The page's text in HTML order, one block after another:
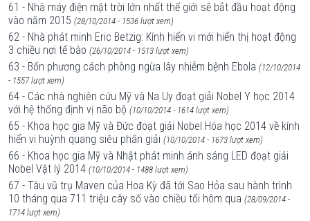
61 - Nhà máy điện mặt trời lớn nhất thế giới sẽ bắt đầu hoạt động
vào năm 2015 (28/10/2014 - 1536 lượt xem)
62 - Nhà phát minh Eric Betzig: Kính hiển vi mới hiển thị hoạt động
3 chiều nơi tế bào (26/10/2014 - 1513 lượt xem)
63 - Bốn phương cách phòng ngừa lây nhiễm bệnh Ebola (12/10/2014
- 1557 lượt xem)
64 - Các nhà nghiên cứu Mỹ và Na Uy đoạt giải Nobel Y học 2014
với hệ thống định vị não bộ (10/10/2014 - 1614 lượt xem)
65 - Khoa học gia Mỹ và Đức đoạt giải Nobel Hóa học 2014 về kính
hiển vi huỳnh quang siêu phân giải (10/10/2014 - 1673 lượt xem)
66 - Khoa học gia Mỹ và Nhật phát minh ánh sáng LED đoạt giải
Nobel Vật lý 2014 (10/10/2014 - 1488 lượt xem)
67 - Tàu vũ trụ Maven của Hoa Kỳ đã tới Sao Hỏa sau hành trình
10 tháng qua 711 triệu cây số vào chiều tối hôm qua (28/09/2014 -
1714 lượt xem)